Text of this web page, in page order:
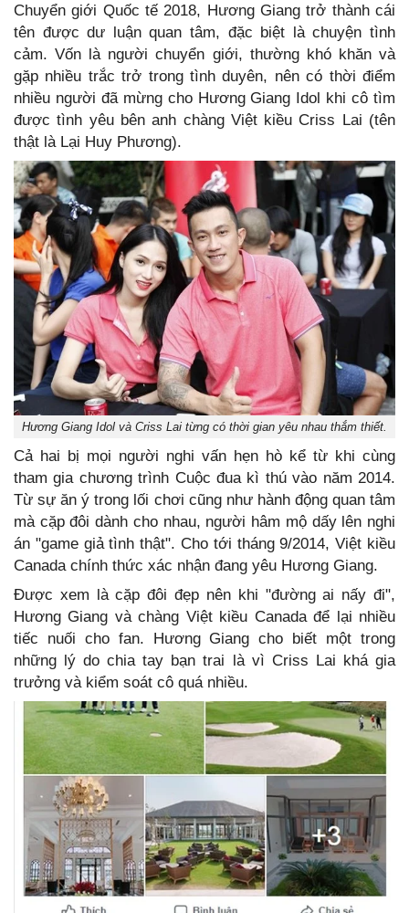
Chuyển giới Quốc tế 2018, Hương Giang trở thành cái
tên được dư luận quan tâm, đặc biệt là chuyện tình
cảm. Vốn là người chuyển giới, thường khó khăn và
gặp nhiều trắc trở trong tình duyên, nên có thời điểm
nhiều người đã mừng cho Hương Giang Idol khi cô tìm
được tình yêu bên anh chàng Việt kiều Criss Lai (tên
thật là Lại Huy Phương).
Hương Giang Idol và Criss Lai từng có thời gian yêu nhau thắm thiết.
Cả hai bị mọi người nghi vấn hẹn hò kể từ khi cùng
tham gia chương trình Cuộc đua kì thú vào năm 2014.
Từ sự ăn ý trong lối chơi cũng như hành động quan tâm
mà cặp đôi dành cho nhau, người hâm mộ dấy lên nghi
án "game giả tình thật". Cho tới tháng 9/2014, Việt kiều
Canada chính thức xác nhận đang yêu Hương Giang.
Được xem là cặp đôi đẹp nên khi "đường ai nấy đi",
Hương Giang và chàng Việt kiều Canada để lại nhiều
tiếc nuối cho fan. Hương Giang cho biết một trong
những lý do chia tay bạn trai là vì Criss Lai khá gia
trưởng và kiểm soát cô quá nhiều.